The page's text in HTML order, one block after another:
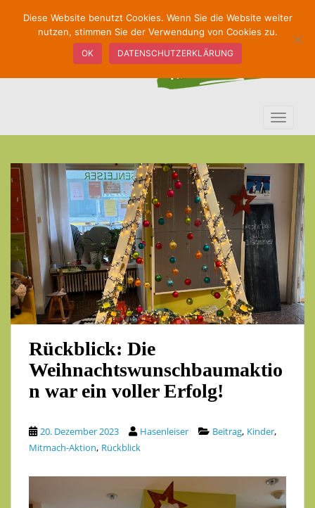
i
Rückblick: Die
Weihnachtswunschbaumaktio
n war ein voller Erfolg!
20. Dezember 2023 Hasenleiser Beitrag, Kinder,
Mitmach-Aktion, Rückblick
Diese Website benutzt Cookies. Wenn Sie die Website weiter
nutzen, stimmen Sie der Verwendung von Cookies zu.
OK DATENSCHUTZERKLÄRUNG